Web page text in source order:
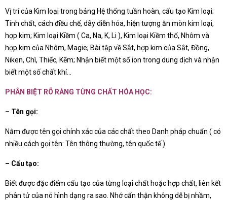
Vị trí của Kim loại trong bảng Hệ thống tuần hoàn, cấu tạo Kim loại;
Tính chất, cách điều chế, dãy diễn hóa, hiện tượng ăn mòn kim loại,
hợp kim; Kim loại Kiềm ( Ca, Na, K, Li ), Kim loại Kiềm thổ, Nhôm và
hợp kim của Nhôm, Magie; Bài tập về Sắt, hợp kim của Sắt, Đồng,
Niken, Chì, Thiếc, Kẽm; Nhận biết một số ion trong dung dịch và nhận
biết một số chất khí…
PHÂN BIỆT RÕ RÀNG TỪNG CHẤT HÓA HỌC:
– Tên gọi:
Nắm được tên gọi chính xác của các chất theo Danh pháp chuẩn ( có
nhiều cách gọi tên: Tên thông thường, tên quốc tế )
– Cấu tạo:
Biết được đặc điểm cấu tạo của từng loại chất hoặc hợp chất, liên kết
phân tử của nó hình dạng ra sao. Nhớ cẩn thận không dễ bị nhầm,